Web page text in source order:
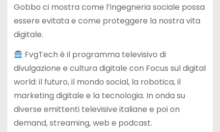
Gobbo ci mostra come l’ingegneria sociale possa
essere evitata e come proteggere la nostra vita
digitale.
FvgTech è il programma televisivo di
divulgazione e cultura digitale con Focus sul digital
world: il futuro, il mondo social, la robotica, il
marketing digitale e la tecnologia. In onda su
diverse emittenti televisive italiane e poi on
demand, streaming, web e podcast.